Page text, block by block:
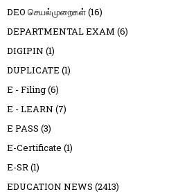
DEO செயல்முறைகள்(16)
DEPARTMENTAL EXAM (6)
DIGIPIN (1)
DUPLICATE (1)
E - Filing(6)
E - LEARN (7)
E PASS (3)
E-Certificate (1)
E-SR(1)
EDUCATION NEWS (2413)